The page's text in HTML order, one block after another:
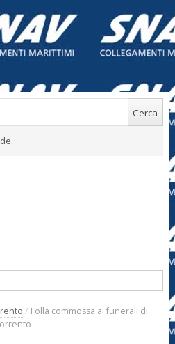
/ Folla commossa ai funerali di